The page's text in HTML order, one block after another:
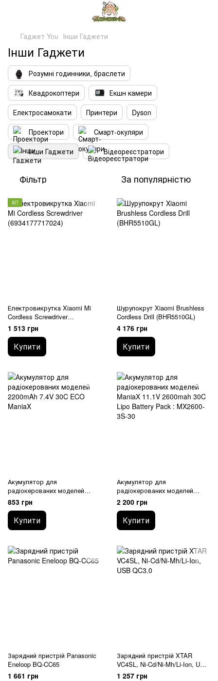
Гаджет You Інши Гаджети
Інши Гаджети
Розумні годинники, браслети
Квадрокоптери
Екшн камери
Електросамокати
Принтери
Dyson
Проектори
Смарт-окуляри
Інши Гаджети
Відеореєстратори
Фільтр За популярністю
ХІТ
Електровикрутка Xiaomi Mi
Cordless Screwdriver
(6934177717024)
1 513 грн
Купити
Шурупокрут Xiaomi Brushless
Cordless Drill (BHR5510GL)
4 176 грн
Купити
Акумулятор для
радіокерованих моделей
2200mAh 7.4V 30C ECO
ManiaX
853 грн
Купити
Акумулятор для
радіокерованих моделей
ManiaX 11.1V 2600mah 30C
Lipo Battery Pack : MX2600-3S-
30
2 200 грн
Купити
Зарядний пристрій Panasonic
Eneloop BQ-CC65
1 661 грн
Зарядний пристрій XTAR
VC4SL, Ni-Cd/Ni-Mh/Li-Ion, USB
QC3.0
1 257 грн